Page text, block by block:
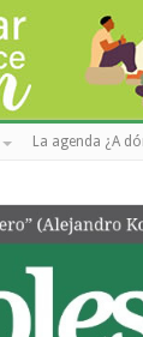
La agenda ¿A